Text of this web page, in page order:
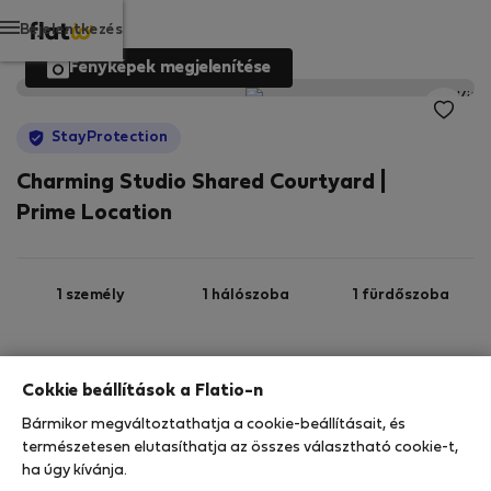
Bejelentkezés
Fényképek megjelenítése
StayProtection
Charming Studio Shared Courtyard |
Prime Location
1 személy 1 hálószoba 1 fürdőszoba
StayProtection Stay Benefits
Az ebben az ingatlanban való tartózkodását a
Cokkie beállítások a Flatio-n
Bármikor megváltoztathatja a cookie-beállításait, és
természetesen elutasíthatja az összes választható cookie-t,
ha úgy kívánja.